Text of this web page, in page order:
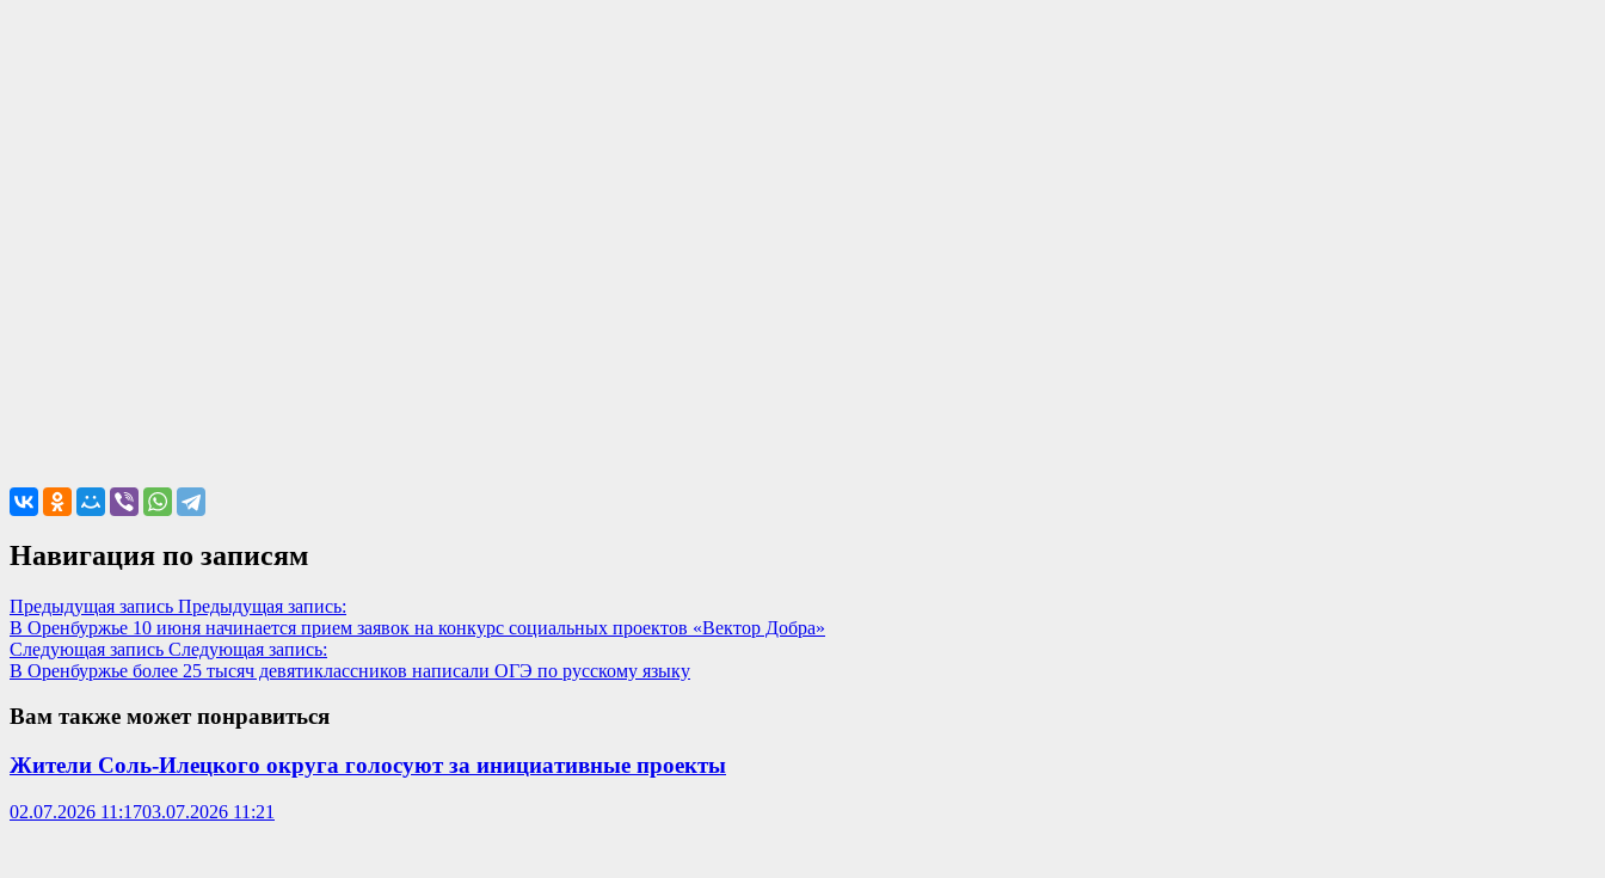
Навигация по записям
Предыдущая запись Предыдущая запись:
В Оренбуржье 10 июня начинается прием заявок на конкурс социальных проектов «Вектор Добра»
Следующая запись Следующая запись:
В Оренбуржье более 25 тысяч девятиклассников написали ОГЭ по русскому языку
Вам также может понравиться
Жители Соль-Илецкого округа голосуют за инициативные проекты
02.07.2026 11:1703.07.2026 11:21